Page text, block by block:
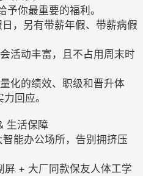
予你最重要的福利。
，另有带薪年假、带薪病假
活动丰富，且不占用周末时
化的绩效、职级和晋升体
回应。
生活保障
能办公场所，告别拥挤压
+ 大厂同款保友人体工学